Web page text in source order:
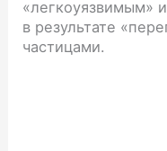
«легкоуязвимым»
в результате
частицами.